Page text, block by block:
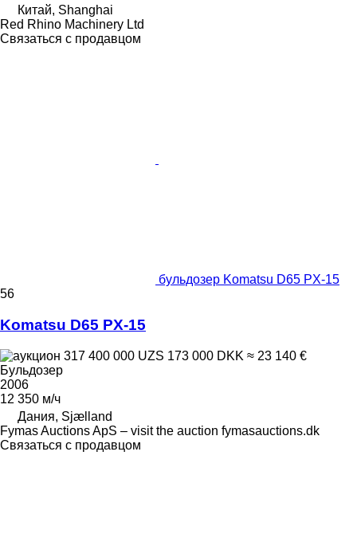
Китай, Shanghai
Red Rhino Machinery Ltd
Связаться с продавцом
бульдозер Komatsu D65 PX-15
56
Komatsu D65 PX-15
317 400 000 UZS 173 000 DKK ≈ 23 140 €
Бульдозер
2006
12 350 м/ч
Дания, Sjælland
Fymas Auctions ApS – visit the auction fymasauctions.dk
Связаться с продавцом